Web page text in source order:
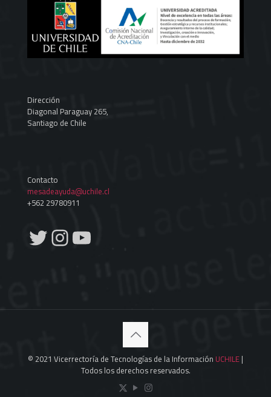
Dirección
Diagonal Paraguay 265,
Santiago de Chile
Contacto
mesadeayuda@uchile.cl
+562 29780911
Twitter
Instagram
YouTube
© 2021 Vicerrectoría de Tecnologías de la Información UCHILE|
Todos los derechos reservados.